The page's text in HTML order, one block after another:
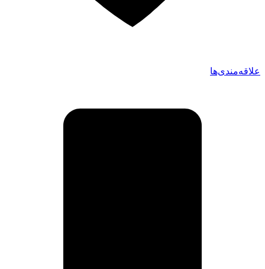
علاقه‌مندی‌ها